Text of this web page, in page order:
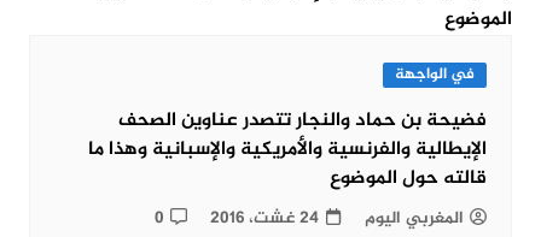
في الواجهة
فضيحة بن حماد والنجار تتصدر عناوين الصحف
الإيطالية والفرنسية والأمريكية والإسبانية وهذا ما
قالته حول الموضوع
المغربي اليوم 24 غشت، 2016 0